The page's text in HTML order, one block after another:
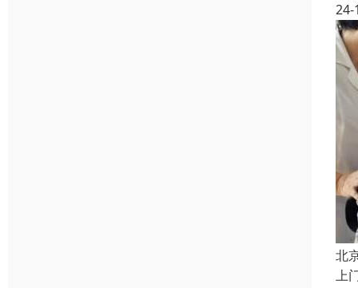
24-
北
上